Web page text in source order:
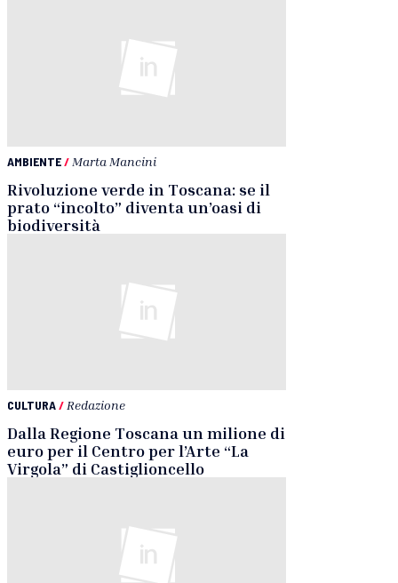
AMBIENTE/ Marta Mancini
Rivoluzione verde in Toscana: se il
prato “incolto” diventa un’oasi di
biodiversità
CULTURA/ Redazione
Dalla Regione Toscana un milione di
euro per il Centro per l’Arte “La
Virgola” di Castiglioncello